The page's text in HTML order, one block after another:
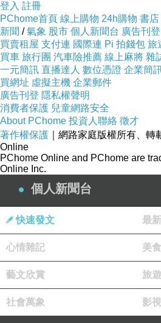
🔘見道初地、破我法執
位中的「初地（歡喜地
明心見性（見道）；從
我的執著（我執），進
而破除法執。
🔘八地菩薩、分段生
（不動地）」，菩薩已
此時超越了凡夫的「分
力受生老病死的身體
的「變易生死」（因
的境界）。
🔘無功用地、直了成
（任運自然、不再勉
界，不再落入有為的造
登入 註冊
PChome首頁 線上購物 24h購物 書店
新聞 /氣象 股市 個人新聞台 廣告刊登
買賣租屋 支付連 國際連 Pi 拍錢包 旅
買車 旅行團 汽車險推薦 線上麻將 雜
一元簡訊 直播達人 數位憑證 企業簡
買網址 虛擬主機 企業郵件
廣告刊登 隱私權聲明
消費者保護 兒童網路安全
About PChome 投資人聯絡 徵才
著作權保護 ｜網路家庭版權所有、轉
Online
PChome Online and PChome are
Online Inc.
個人新聞台
快速發文 最
心情雜記 美
藝文欣賞 旅
社會萬象 影